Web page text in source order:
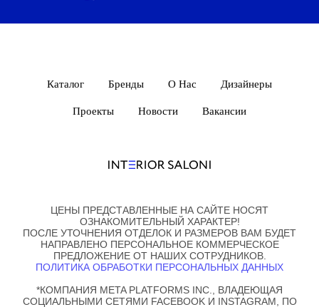
Каталог Бренды О Нас Дизайнеры
Проекты Новости Вакансии
ЦЕНЫ ПРЕДСТАВЛЕННЫЕ НА САЙТЕ НОСЯТ
ОЗНАКОМИТЕЛЬНЫЙ ХАРАКТЕР!
ПОСЛЕ УТОЧНЕНИЯ ОТДЕЛОК И РАЗМЕРОВ ВАМ БУДЕТ
НАПРАВЛЕНО ПЕРСОНАЛЬНОЕ КОММЕРЧЕСКОЕ
ПРЕДЛОЖЕНИЕ ОТ НАШИХ СОТРУДНИКОВ.
ПОЛИТИКА ОБРАБОТКИ ПЕРСОНАЛЬНЫХ ДАННЫХ
*КОМПАНИЯ META PLATFORMS INC., ВЛАДЕЮЩАЯ
СОЦИАЛЬНЫМИ СЕТЯМИ FACEBOOK И INSTAGRAM, ПО